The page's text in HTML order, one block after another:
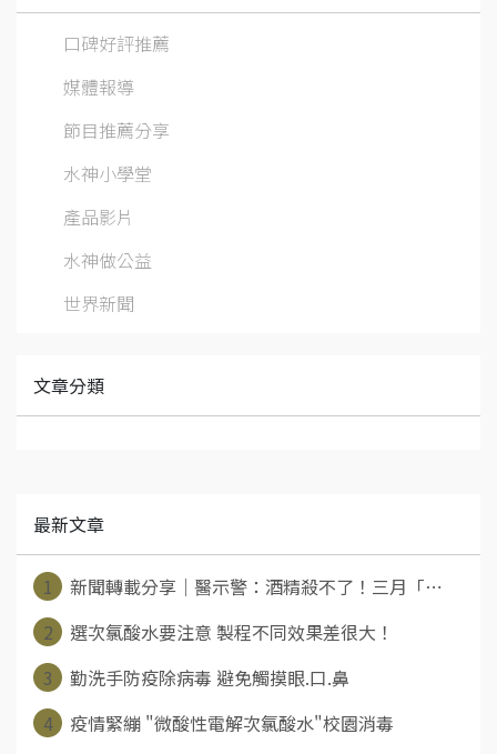
口碑好評推薦
媒體報導
節目推薦分享
水神小學堂
產品影片
水神做公益
世界新聞
文章分類
最新文章
1
新聞轉載分享｜醫示警：酒精殺不了！三月「⋯
2
選次氯酸水要注意 製程不同效果差很大！
3
勤洗手防疫除病毒 避免觸摸眼.口.鼻
4
疫情緊繃 "微酸性電解次氯酸水"校園消毒